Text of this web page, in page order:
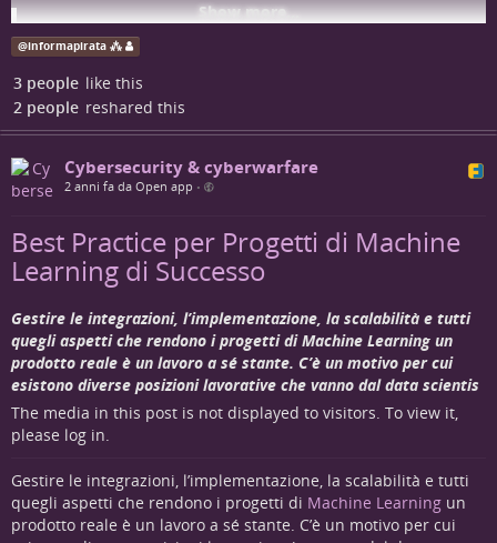
NB: purtroppo i post pubblicati da feed di alcune testate
includono i cosiddetti
fatto delle pubblicità che gli inserzionisti pubblicano per
elogiare i propri servizi: di solito li eliminiamo
manualmente, ma a volte può capitare che non ce ne
accorgiamo (e no: non siamo sempre on line!) e quindi
possono rimanere on line alcuni giorni. Fermo restando
che le testate che ricondividiamo sono gratuite e che i
economicamente, deve essere chiaro che questo account
non riceve alcun contributo da queste pubblicazioni.
Show more...
@informapirata ⁂
3 people like this
2 people reshared this
Cybersecurity & cyberwarfare
2 anni fa da Open app •
Best Practice per Progetti di Machine
Learning di Successo
Gestire le integrazioni, l’implementazione, la scalabilità e tutti
quegli aspetti che rendono i progetti di Machine Learning un
prodotto reale è un lavoro a sé stante. C’è un motivo per cui
esistono diverse posizioni lavorative che vanno dal data scientis
The media in this post is not displayed to visitors. To view it,
please log in.
Gestire le integrazioni, l’implementazione, la scalabilità e tutti
quegli aspetti che rendono i progetti di Machine Learning un
prodotto reale è un lavoro a sé stante. C’è un motivo per cui